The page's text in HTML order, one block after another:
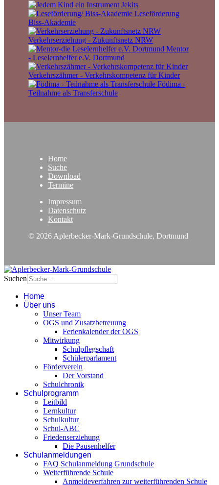
Jekits
Leseförderung
Biss-Akademie
Verkehrserziehung - Zukunftsnetz NRW
Mentor
- Leselernhelfer e.V. Dortmund
Verkehrszähmer - Verkehrskompetenz für Kinder
Födima -
Teilnahme als Transferschule
Home
Suche
Download
Termine
Impressum
Datenschutz
Kontakt
© 2026 Aplerbecker-Mark-Grundschule, Dortmund
Suchen
Home
Über uns
Unser Team
OGS und Zusatzbetreuung
Ferienkalender der OGS
Mitwirkung
Schulpflegschaft
Schülerparlament
Förderverein
Der Vorstand
Schulchronik
Schulprogramm
Leitbild
Lernkultur
Schulkultur
Schul-ABC
Friedenserziehung
Die Pausenhelfer
Schulanmeldungen
FAQ Schulanmeldung Grundschule
Weiterführende Schule
Anmeldeverfahren zur weiterführenden Schule